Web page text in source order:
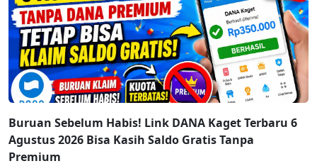
Buruan Sebelum Habis! Link DANA Kaget Terbaru 6
Agustus 2026 Bisa Kasih Saldo Gratis Tanpa
Premium